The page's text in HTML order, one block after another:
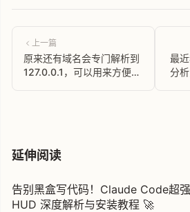
上一篇
原来还有域名会专门解析到
127.0.0.1，可以用来方便本
最
分
延伸阅读
告别黑盒写代码！Claude Code超
HUD 深度解析与安装教程 🚀